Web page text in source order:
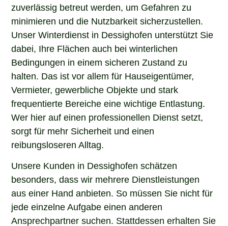
zuverlässig betreut werden, um Gefahren zu
minimieren und die Nutzbarkeit sicherzustellen.
Unser Winterdienst in Dessighofen unterstützt Sie
dabei, Ihre Flächen auch bei winterlichen
Bedingungen in einem sicheren Zustand zu
halten. Das ist vor allem für Hauseigentümer,
Vermieter, gewerbliche Objekte und stark
frequentierte Bereiche eine wichtige Entlastung.
Wer hier auf einen professionellen Dienst setzt,
sorgt für mehr Sicherheit und einen
reibungsloseren Alltag.
Unsere Kunden in Dessighofen schätzen
besonders, dass wir mehrere Dienstleistungen
aus einer Hand anbieten. So müssen Sie nicht für
jede einzelne Aufgabe einen anderen
Ansprechpartner suchen. Stattdessen erhalten Sie